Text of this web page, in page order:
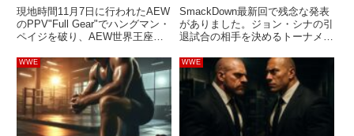
ルマッチが12月2日放送の
Dynamiteで行われること
に
現地時間11月7日に行われたAEW
のPPV"Full Gear"でハングマン・
ペイジを破り、AEW世界王座へ
ガ。同イベントでエディ・キング
ストンの挑戦を退けたAEW世界
王者ジョン・モクスリーとのタイ
トルマッチは...
は誰になる？
SmackDown最新回で残念な発表
がありました。ジョン・シナの引
退試合の相手を決めるトーナメン
倒したシェイマスが、負傷により
撤退することになりました。本来
であれば、来週のSmackDownで
LAナイトとの二回...
WWE WWE